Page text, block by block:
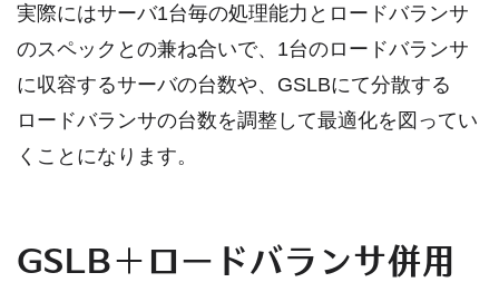
実際にはサーバ1台毎の処理能力とロードバランサ
のスペックとの兼ね合いで、1台のロードバランサ
に収容するサーバの台数や、GSLBにて分散する
ロードバランサの台数を調整して最適化を図ってい
くことになります。
GSLB＋ロードバランサ併用